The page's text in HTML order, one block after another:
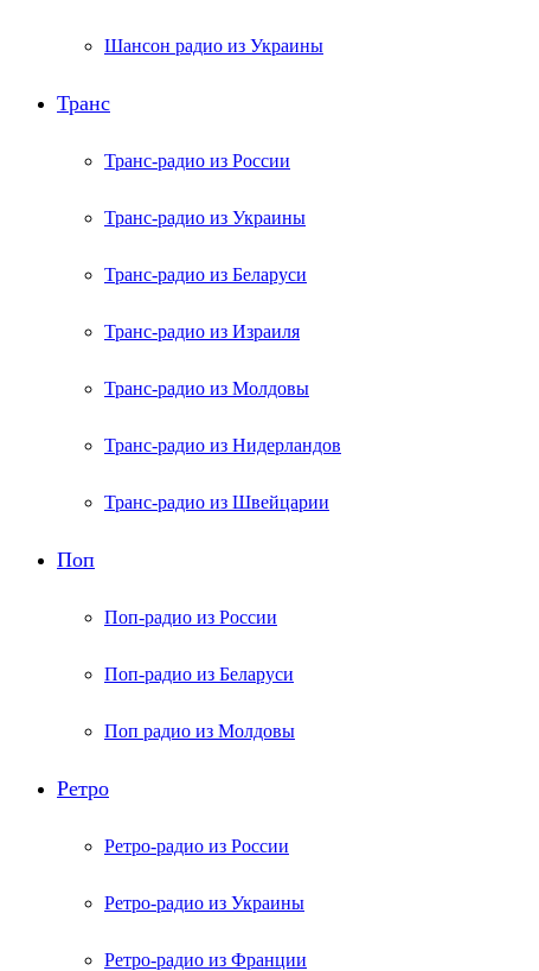
Шансон радио из Украины
Транс
Транс-радио из России
Транс-радио из Украины
Транс-радио из Беларуси
Транс-радио из Израиля
Транс-радио из Молдовы
Транс-радио из Нидерландов
Транс-радио из Швейцарии
Поп
Поп-радио из России
Поп-радио из Беларуси
Поп радио из Молдовы
Ретро
Ретро-радио из России
Ретро-радио из Украины
Ретро-радио из Франции